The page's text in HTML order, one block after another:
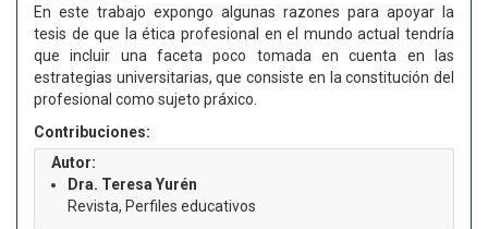
En este trabajo expongo algunas razones para apoyar la
tesis de que la ética profesional en el mundo actual tendría
que incluir una faceta poco tomada en cuenta en las
estrategias universitarias, que consiste en la constitución del
profesional como sujeto práxico.
Contribuciones:
Autor:
Dra. Teresa Yurén
Revista, Perfiles educativos